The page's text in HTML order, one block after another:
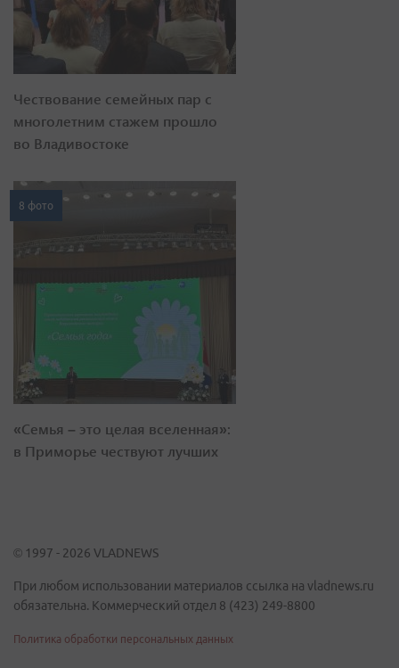
Чествование семейных пар с
многолетним стажем прошло
во Владивостоке
8 фото
«Семья – это целая вселенная»:
в Приморье чествуют лучших
© 1997 - 2026 VLADNEWS
При любом использовании материалов ссылка на vladnews.ru
обязательна. Коммерческий отдел 8 (423) 249-8800
Политика обработки персональных данных